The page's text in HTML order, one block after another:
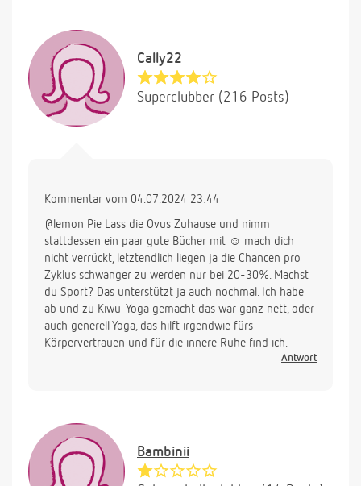
Cally22
Superclubber (216 Posts)
Kommentar vom 04.07.2024 23:44
@lemon Pie Lass die Ovus Zuhause und nimm
stattdessen ein paar gute Bücher mit ☺️ mach dich
nicht verrückt, letztendlich liegen ja die Chancen pro
Zyklus schwanger zu werden nur bei 20-30%. Machst
du Sport? Das unterstützt ja auch nochmal. Ich habe
ab und zu Kiwu-Yoga gemacht das war ganz nett, oder
auch generell Yoga, das hilft irgendwie fürs
Körpervertrauen und für die innere Ruhe find ich.
Antwort
Bambinii